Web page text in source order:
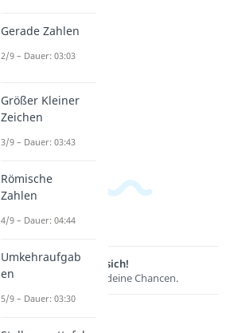
Lernen lohnt sich!
Entdecke hier deine Chancen.
Gerade Zahlen
2/9 – Dauer: 03:03
Größer Kleiner
Zeichen
3/9 – Dauer: 03:43
Römische
Zahlen
4/9 – Dauer: 04:44
Umkehraufgab
en
5/9 – Dauer: 03:30